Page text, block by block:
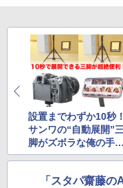
設置までわずか10秒！
サンワの“自動展開”
脚がズボラな俺の手ブ
レ問題を一掃してく
「スタパ齋藤